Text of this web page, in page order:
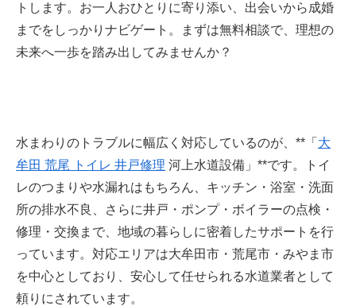
トします。お一人おひとりに寄り添い、出会いから成婚
までをしっかりナビゲート。まずは無料相談で、理想の
未来へ一歩を踏み出してみませんか？
水まわりのトラブルに幅広く対応しているのが、**「 大
牟田 荒尾 トイレ 井戸修理 河上水道設備」**です。トイ
レのつまりや水漏れはもちろん、キッチン・浴室・洗面
所の排水不良、さらに井戸・ポンプ・ボイラーの点検・
修理・交換まで、地域の暮らしに密着したサポートを行
っています。対応エリアは大牟田市・荒尾市・みやま市
を中心としており、安心して任せられる水道業者として
頼りにされています。